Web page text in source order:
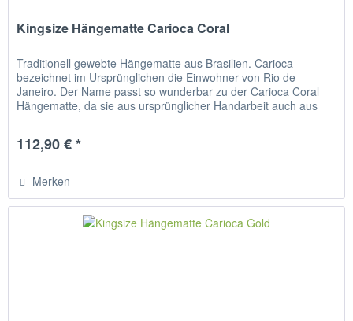
Kingsize Hängematte Carioca Coral
Traditionell gewebte Hängematte aus Brasilien. Carioca
bezeichnet im Ursprünglichen die Einwohner von Rio de
Janeiro. Der Name passt so wunderbar zu der Carioca Coral
Hängematte, da sie aus ursprünglicher Handarbeit auch aus
112,90 € *
Merken